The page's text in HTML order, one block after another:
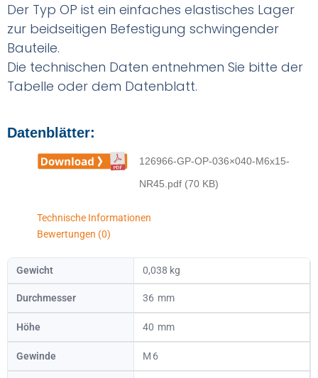
Der Typ OP ist ein einfaches elastisches Lager
zur beidseitigen Befestigung schwingender
Bauteile.
Die technischen Daten entnehmen Sie bitte der
Tabelle oder dem Datenblatt.
Datenblätter:
126966-GP-OP-036×040-M6x15-
NR45.pdf (70 KB)
Technische Informationen
Bewertungen (0)
Gewicht 0,038 kg
Durchmesser 36
Höhe 40
Gewinde 6